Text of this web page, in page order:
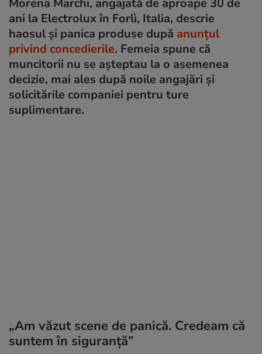
ani la Electrolux în Forlì, Italia, descrie
haosul și panica produse după anunțul
privind concedierile. Femeia spune că
muncitorii nu se așteptau la o asemenea
decizie, mai ales după noile angajări și
solicitările companiei pentru ture
suplimentare.
„Am văzut scene de panică. Credeam că
suntem în siguranță”